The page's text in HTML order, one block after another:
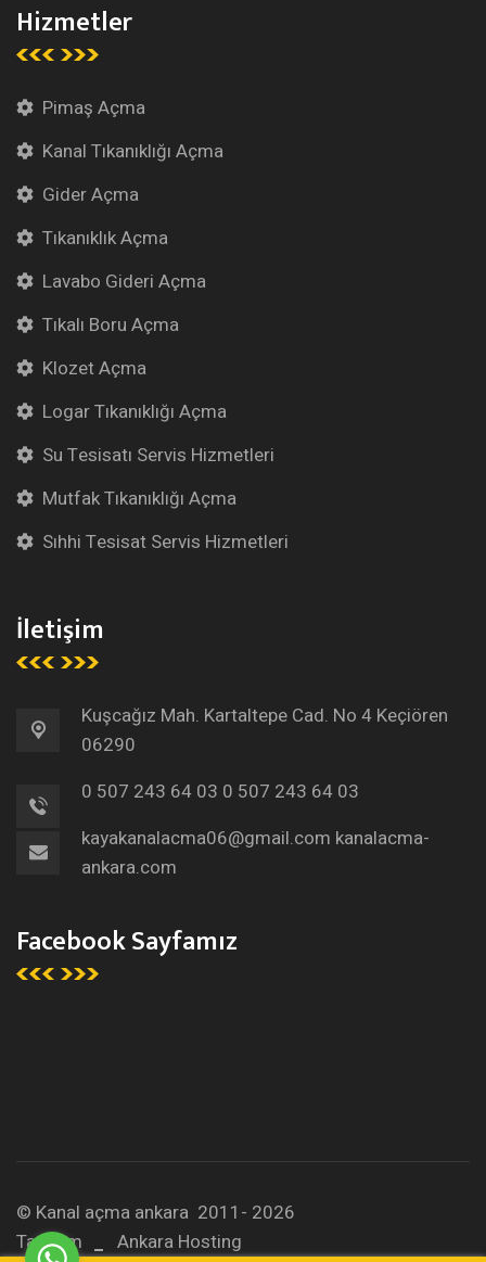
Hizmetler
Pimaş Açma
Kanal Tıkanıklığı Açma
Gider Açma
Tıkanıklık Açma
Lavabo Gideri Açma
Tıkalı Boru Açma
Klozet Açma
Logar Tıkanıklığı Açma
Su Tesisatı Servis Hizmetleri
Mutfak Tıkanıklığı Açma
Sıhhi Tesisat Servis Hizmetleri
İletişim
Kuşcağız Mah. Kartaltepe Cad. No 4 Keçiören
06290
0 507 243 64 03 0 507 243 64 03
kayakanalacma06@gmail.com kanalacma-
ankara.com
Facebook Sayfamız
© Kanal açma ankara 2011- 2026
Tasarım
Ankara Hosting